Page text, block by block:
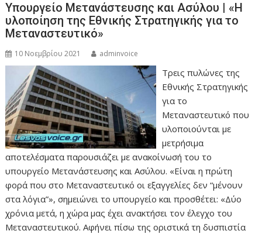
Υπουργείο Μετανάστευσης και Ασύλου | «Η
υλοποίηση της Εθνικής Στρατηγικής για το
Μεταναστευτικό»
10 Νοεμβρίου 2021 adminvoice
Τρεις πυλώνες της
Εθνικής Στρατηγικής
για το
Μεταναστευτικό που
υλοποιούνται με
μετρήσιμα
αποτελέσματα παρουσιάζει με ανακοίνωσή του το
υπουργείο Μετανάστευσης και Ασύλου. «Είναι η πρώτη
φορά που στο Μεταναστευτικό οι εξαγγελίες δεν “μένουν
στα λόγια”», σημειώνει το υπουργείο και προσθέτει: «Δύο
χρόνια μετά, η χώρα μας έχει ανακτήσει τον έλεγχο του
Μεταναστευτικού. Αφήνει πίσω της οριστικά τη δυσπιστία